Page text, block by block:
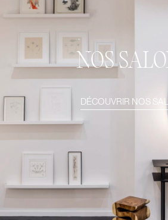
NOS
DÉCOUVRIR NOS